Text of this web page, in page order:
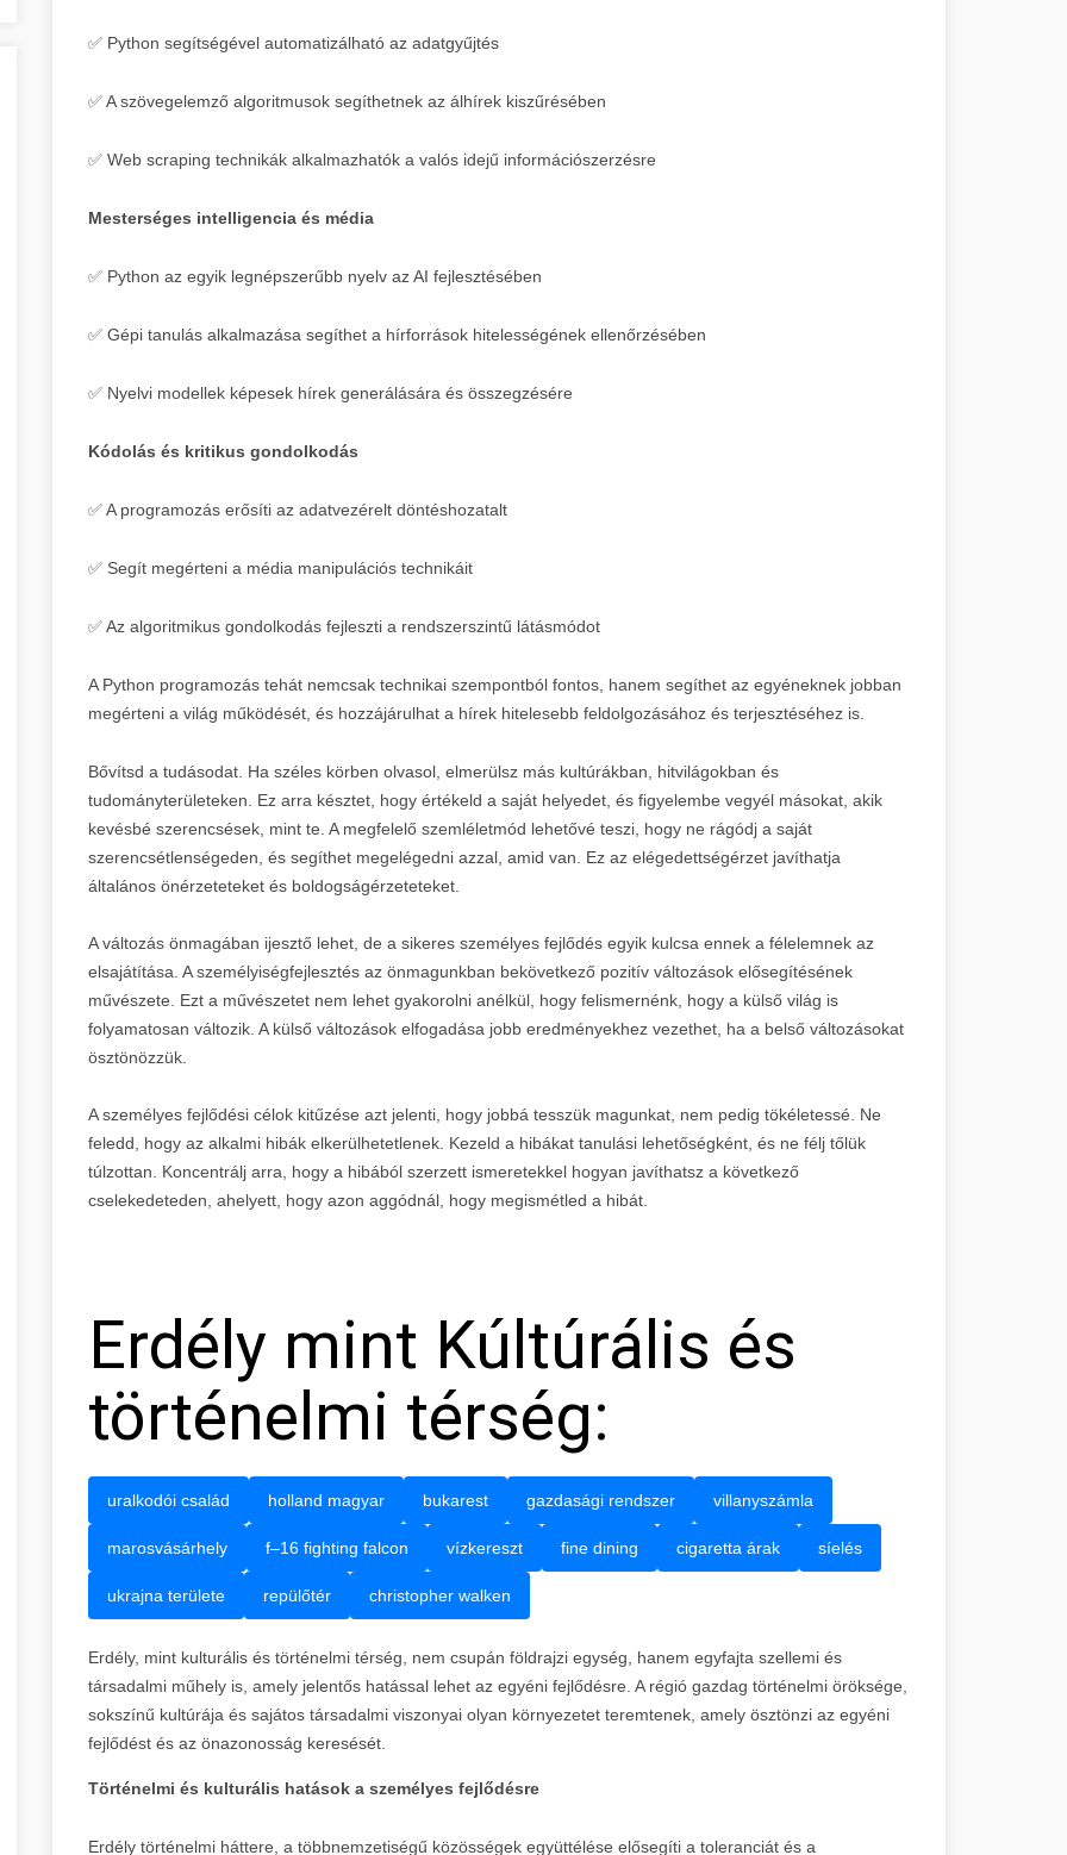
✅ Python segítségével automatizálható az adatgyűjtés
✅ A szövegelemző algoritmusok segíthetnek az álhírek kiszűrésében
✅ Web scraping technikák alkalmazhatók a valós idejű információszerzésre
Mesterséges intelligencia és média
✅ Python az egyik legnépszerűbb nyelv az AI fejlesztésében
✅ Gépi tanulás alkalmazása segíthet a hírforrások hitelességének ellenőrzésében
✅ Nyelvi modellek képesek hírek generálására és összegzésére
Kódolás és kritikus gondolkodás
✅ A programozás erősíti az adatvezérelt döntéshozatalt
✅ Segít megérteni a média manipulációs technikáit
✅ Az algoritmikus gondolkodás fejleszti a rendszerszintű látásmódot
A Python programozás tehát nemcsak technikai szempontból fontos, hanem segíthet az egyéneknek jobban
megérteni a világ működését, és hozzájárulhat a hírek hitelesebb feldolgozásához és terjesztéséhez is.
Bővítsd a tudásodat. Ha széles körben olvasol, elmerülsz más kultúrákban, hitvilágokban és
tudományterületeken. Ez arra késztet, hogy értékeld a saját helyedet, és figyelembe vegyél másokat, akik
kevésbé szerencsések, mint te. A megfelelő szemléletmód lehetővé teszi, hogy ne rágódj a saját
szerencsétlenségeden, és segíthet megelégedni azzal, amid van. Ez az elégedettségérzet javíthatja
általános önérzeteteket és boldogságérzeteteket.
A változás önmagában ijesztő lehet, de a sikeres személyes fejlődés egyik kulcsa ennek a félelemnek az
elsajátítása. A személyiségfejlesztés az önmagunkban bekövetkező pozitív változások elősegítésének
művészete. Ezt a művészetet nem lehet gyakorolni anélkül, hogy felismernénk, hogy a külső világ is
folyamatosan változik. A külső változások elfogadása jobb eredményekhez vezethet, ha a belső változásokat
ösztönözzük.
A személyes fejlődési célok kitűzése azt jelenti, hogy jobbá tesszük magunkat, nem pedig tökéletessé. Ne
feledd, hogy az alkalmi hibák elkerülhetetlenek. Kezeld a hibákat tanulási lehetőségként, és ne félj tőlük
túlzottan. Koncentrálj arra, hogy a hibából szerzett ismeretekkel hogyan javíthatsz a következő
cselekedeteden, ahelyett, hogy azon aggódnál, hogy megismétled a hibát.
Erdély mint Kúltúrális és
történelmi térség:
uralkodói család holland magyar bukarest gazdasági rendszer villanyszámla
marosvásárhely f–16 fighting falcon vízkereszt fine dining cigaretta árak síelés
ukrajna területe repülőtér christopher walken
Erdély, mint kulturális és történelmi térség, nem csupán földrajzi egység, hanem egyfajta szellemi és
társadalmi műhely is, amely jelentős hatással lehet az egyéni fejlődésre. A régió gazdag történelmi öröksége,
sokszínű kultúrája és sajátos társadalmi viszonyai olyan környezetet teremtenek, amely ösztönzi az egyéni
fejlődést és az önazonosság keresését.
Történelmi és kulturális hatások a személyes fejlődésre
Erdély történelmi háttere, a többnemzetiségű közösségek együttélése elősegíti a toleranciát és a